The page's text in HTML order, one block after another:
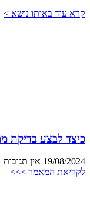
קרא עוד באותו נושא >
כיצד לבצע בדיקת
19/08/2024 אין תגובות
לקריאת המאמר >>>